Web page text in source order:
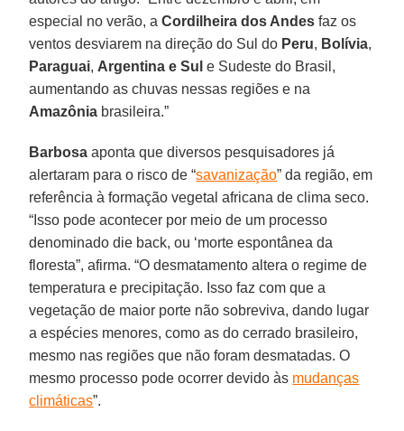
especial no verão, aCordilheira dos Andes faz os
ventos desviarem na direção do Sul do Peru, Bolívia,
Paraguai, Argentina e Sul e Sudeste do Brasil,
aumentando as chuvas nessas regiões e na
Amazônia brasileira.”
Barbosa aponta que diversos pesquisadores já
alertaram para o risco de “savanização” da região, em
referência à formação vegetal africana de clima seco.
“Isso pode acontecer por meio de um processo
denominado die back, ou ‘morte espontânea da
floresta”, afirma. “O desmatamento altera o regime de
temperatura e precipitação. Isso faz com que a
vegetação de maior porte não sobreviva, dando lugar
a espécies menores, como as do cerrado brasileiro,
mesmo nas regiões que não foram desmatadas. O
mesmo processo pode ocorrer devido às mudanças
climáticas”.